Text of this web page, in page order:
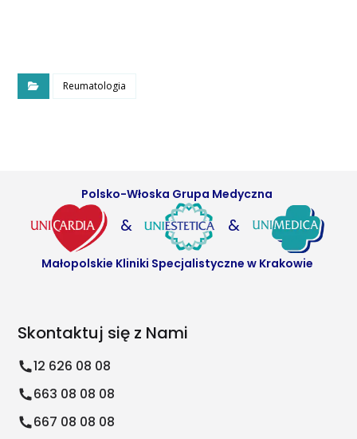
Reumatologia
Polsko-Włoska Grupa Medyczna
& &
Małopolskie Kliniki Specjalistyczne w Krakowie
Skontaktuj się z Nami
12 626 08 08
663 08 08 08
667 08 08 08